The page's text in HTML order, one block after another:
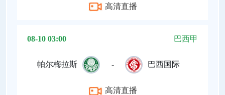
高清直播
08-10 03:00 巴西甲
帕尔梅拉斯 - 巴西国际
高清直播